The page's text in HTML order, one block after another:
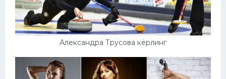
Александра Трусова кёрлинг